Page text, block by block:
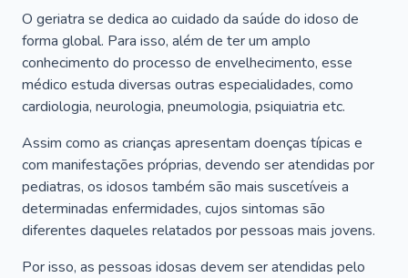
O geriatra se dedica ao cuidado da saúde do idoso de
forma global. Para isso, além de ter um amplo
conhecimento do processo de envelhecimento, esse
médico estuda diversas outras especialidades, como
cardiologia, neurologia, pneumologia, psiquiatria etc.
Assim como as crianças apresentam doenças típicas e
com manifestações próprias, devendo ser atendidas por
pediatras, os idosos também são mais suscetíveis a
determinadas enfermidades, cujos sintomas são
diferentes daqueles relatados por pessoas mais jovens.
Por isso, as pessoas idosas devem ser atendidas pelo